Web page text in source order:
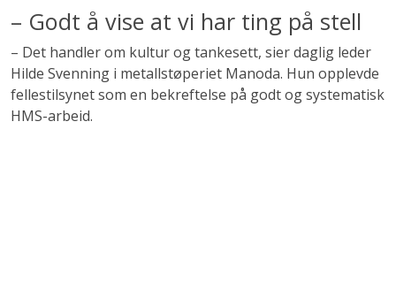
– Godt å vise at vi har ting på stell
– Det handler om kultur og tankesett, sier daglig leder
Hilde Svenning i metallstøperiet Manoda. Hun opplevde
fellestilsynet som en bekreftelse på godt og systematisk
HMS-arbeid.